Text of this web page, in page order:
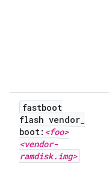
fastboot
flash vendor_
boot: <foo>
<vendor-
ramdisk.img>